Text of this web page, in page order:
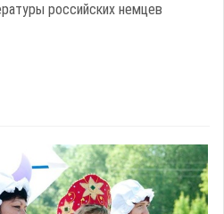
российских немцев